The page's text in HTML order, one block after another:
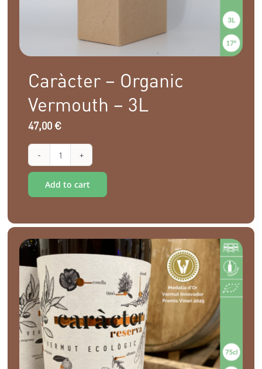
Caràcter – Organic
Vermouth – 3L
47,00€
Caràcter
-
Organic
-
3L
quantity
Add to cart